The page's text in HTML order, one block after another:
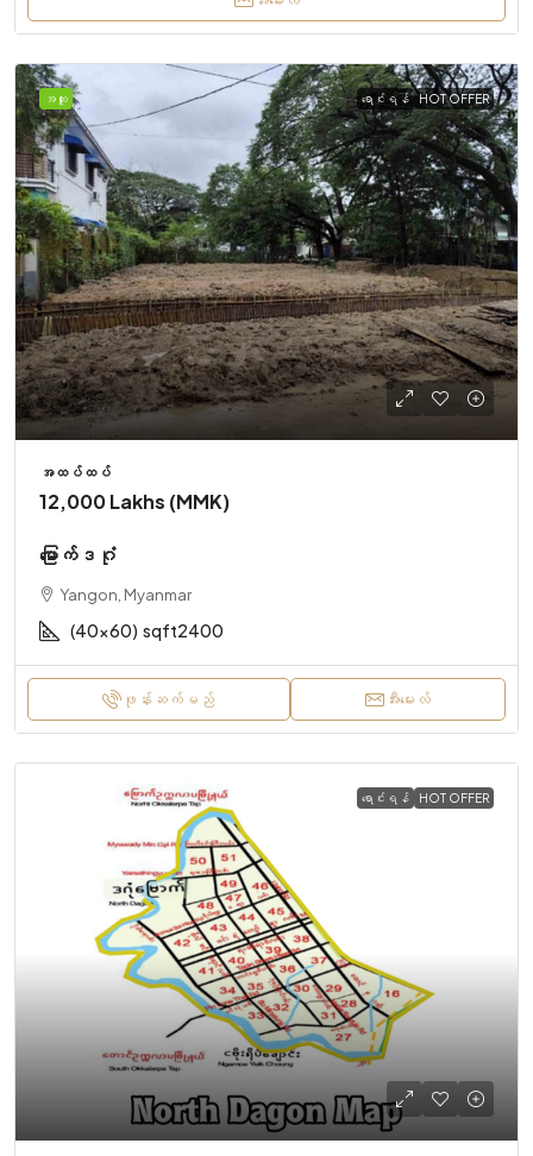
အထူး ရောင်းရန် HOT OFFER
အထပ်ထပ်
12,000 Lakhs (MMK)
မြောက်ဒဂုံ
Yangon, Myanmar
(40x60) sqft2400
ဖုန်းဆက်မည် အီးမေးလ်
ရောင်းရန် HOT OFFER